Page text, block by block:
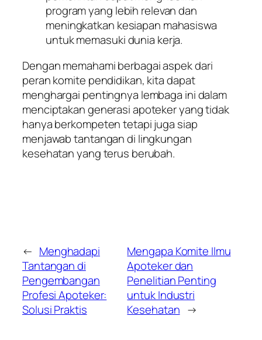
program yang lebih relevan dan
meningkatkan kesiapan mahasiswa
untuk memasuki dunia kerja.
Dengan memahami berbagai aspek dari
peran komite pendidikan, kita dapat
menghargai pentingnya lembaga ini dalam
menciptakan generasi apoteker yang tidak
hanya berkompeten tetapi juga siap
menjawab tantangan di lingkungan
kesehatan yang terus berubah.
← Menghadapi
Tantangan di
Pengembangan
Profesi Apoteker:
Solusi Praktis
Mengapa Komite Ilmu
Apoteker dan
Penelitian Penting
untuk Industri
Kesehatan →